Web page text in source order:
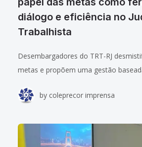
diálogo e eficiência no
Trabalhista
Desembargadores do TRT-RJ
metas e propõem uma gestão
nacionais ganhou um novo olhar na 5ª
by coleprecor imprensa